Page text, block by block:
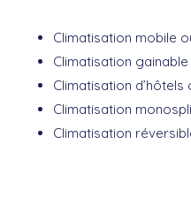
Climatisation mobile
Climatisation gainable
Climatisation
Climatisation
Climatisation